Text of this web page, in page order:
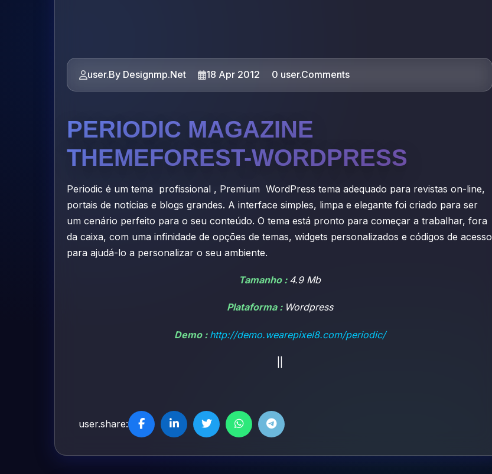
user.By Designmp.Net 18 Apr 2012 0 user.Comments
PERIODIC MAGAZINE
THEMEFOREST-WORDPRESS
Periodic é um tema profissional , Premium WordPress tema adequado para revistas on-line,
portais de notícias e blogs grandes. A interface simples, limpa e elegante foi criado para ser
um cenário perfeito para o seu conteúdo. O tema está pronto para começar a trabalhar, fora
da caixa, com uma infinidade de opções de temas, widgets personalizados e códigos de acesso
para ajudá-lo a personalizar o seu ambiente.
Tamanho : 4.9 Mb
Plataforma : Wordpress
Demo : http://demo.wearepixel8.com/periodic/
user.share: